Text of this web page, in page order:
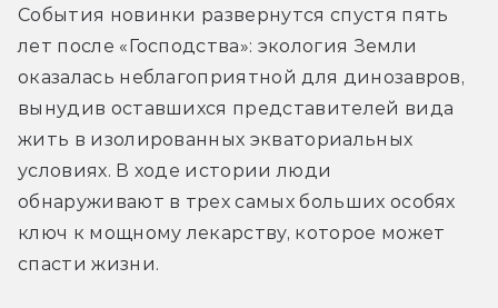
События новинки развернутся спустя пять
лет после «Господства»: экология Земли
оказалась неблагоприятной для динозавров,
вынудив оставшихся представителей вида
жить в изолированных экваториальных
условиях. В ходе истории люди
обнаруживают в трех самых больших особях
ключ к мощному лекарству, которое может
спасти жизни.